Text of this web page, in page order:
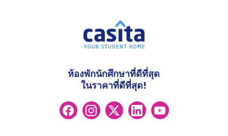
ห้องพักนักศึกษาที่ดีที่สุด
ในราคาที่ดีที่สุด!